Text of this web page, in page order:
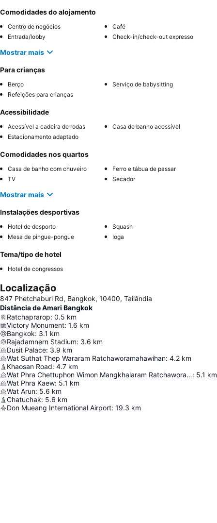
Comodidades do alojamento
Centro de negócios
Café
Entrada/lobby
Check-in/check-out expresso
Mostrar mais
Para crianças
Berço
Serviço de babysitting
Refeições para crianças
Acessibilidade
Acessível a cadeira de rodas
Casa de banho acessível
Estacionamento adaptado
Comodidades nos quartos
Casa de banho com chuveiro
Ferro e tábua de passar
TV
Secador
Mostrar mais
Instalações desportivas
Hotel de desporto
Squash
Mesa de pingue-pongue
Ioga
Tema/tipo de hotel
Hotel de congressos
Localização
847 Phetchaburi Rd, Bangkok, 10400, Tailândia
Distância de Amari Bangkok
Ratchaprarop: 0.5 km
Victory Monument: 1.6 km
Bangkok: 3.1 km
Rajadamnern Stadium: 3.6 km
Dusit Palace: 3.9 km
Wat Suthat Thep Wararam Ratchaworamahawihan: 4.2 km
Khaosan Road: 4.7 km
Wat Phra Chettuphon Wimon Mangkhalaram Ratchaworamahawihan: 5.1 km
Wat Phra Kaew: 5.1 km
Wat Arun: 5.6 km
Chatuchak: 5.6 km
Don Mueang International Airport: 19.3 km